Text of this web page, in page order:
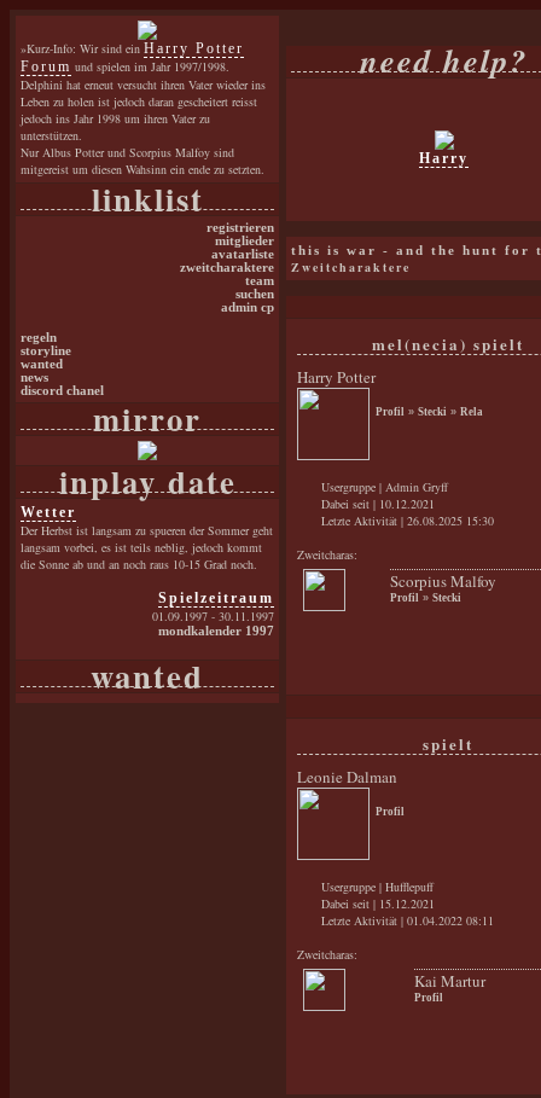
»Kurz-Info: Wir sind ein Harry Potter
Forum und spielen im Jahr 1997/1998.
Delphini hat erneut versucht ihren Vater wieder ins
Leben zu holen ist jedoch daran gescheitert reisst
jedoch ins Jahr 1998 um ihren Vater zu
unterstützen.
Nur Albus Potter und Scorpius Malfoy sind
mitgereist um diesen Wahsinn ein ende zu setzten.
linklist
registrieren
mitglieder
avatarliste
zweitcharaktere
team
suchen
admin cp
regeln
storyline
wanted
news
discord chanel
mirror
inplay date
Wetter
Der Herbst ist langsam zu spueren der Sommer geht
langsam vorbei, es ist teils neblig, jedoch kommt
die Sonne ab und an noch raus 10-15 Grad noch.
Spielzeitraum
01.09.1997 - 30.11.1997
mondkalender 1997
wanted
need help?
Harry
this is war - and the hunt for
Zweitcharaktere
mel(necia) spielt
Harry Potter
Profil » Stecki » Rela
Usergruppe | Admin Gryff
Dabei seit | 10.12.2021
Letzte Aktivität | 26.08.2025 15:30
Zweitcharas:
Scorpius Malfoy
Profil » Stecki
spielt
Leonie Dalman
Profil
Usergruppe | Hufflepuff
Dabei seit | 15.12.2021
Letzte Aktivität | 01.04.2022 08:11
Zweitcharas:
Kai Martur
Profil